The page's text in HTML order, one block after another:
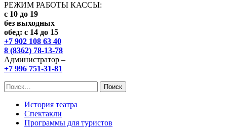
РЕЖИМ РАБОТЫ КАССЫ:
с 10 до 19
без выходных
обед: с 14 до 15
+7 902 108 63 40
8 (8362) 78-13-78
Администратор –
+7 996 751-31-81
Найти:
История театра
Спектакли
Программы для туристов